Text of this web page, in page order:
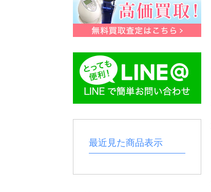
最近見た商品表示